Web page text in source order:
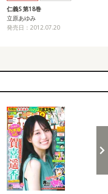
仁義S 第18巻
立原あゆみ
発売日：2012.07.20